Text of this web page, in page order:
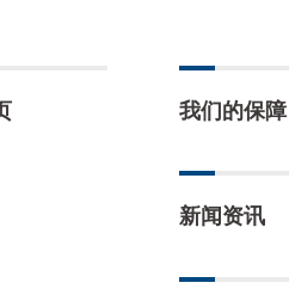
我们的保障
新闻资讯